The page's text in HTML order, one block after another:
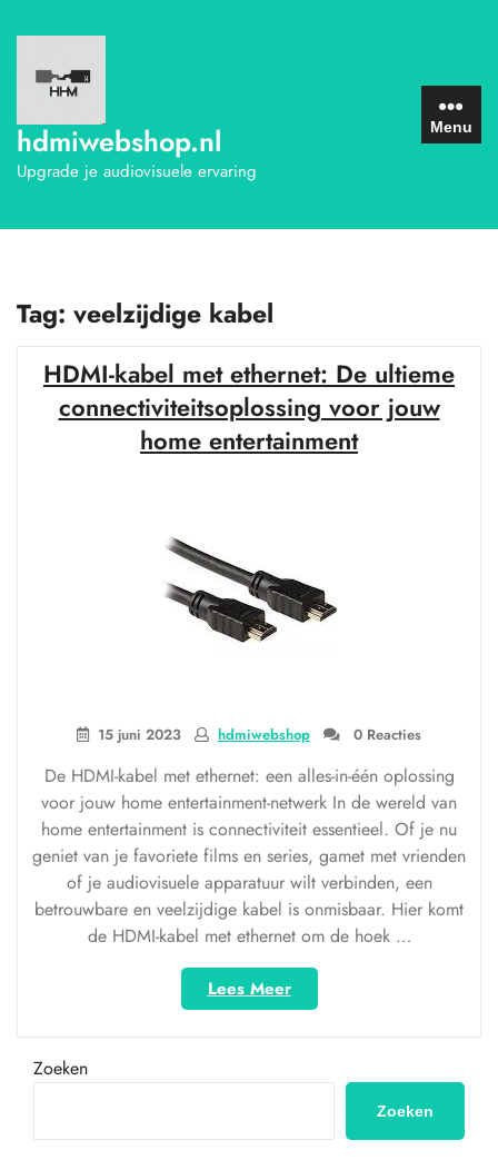
naar
inhoud
hdmiwebshop.nl
Upgrade je audiovisuele ervaring
Menu
Tag: veelzijdige kabel
HDMI-kabel met ethernet: De ultieme
connectiviteitsoplossing voor jouw
home entertainment
15 juni 2023 hdmiwebshop 0 Reacties
De HDMI-kabel met ethernet: een alles-in-één oplossing
voor jouw home entertainment-netwerk In de wereld van
home entertainment is connectiviteit essentieel. Of je nu
geniet van je favoriete films en series, gamet met vrienden
of je audiovisuele apparatuur wilt verbinden, een
betrouwbare en veelzijdige kabel is onmisbaar. Hier komt
de HDMI-kabel met ethernet om de hoek …
Lees Meer“HDMI-
kabel
met
De
connectiviteitsoplossing
Zoeken
Zoeken